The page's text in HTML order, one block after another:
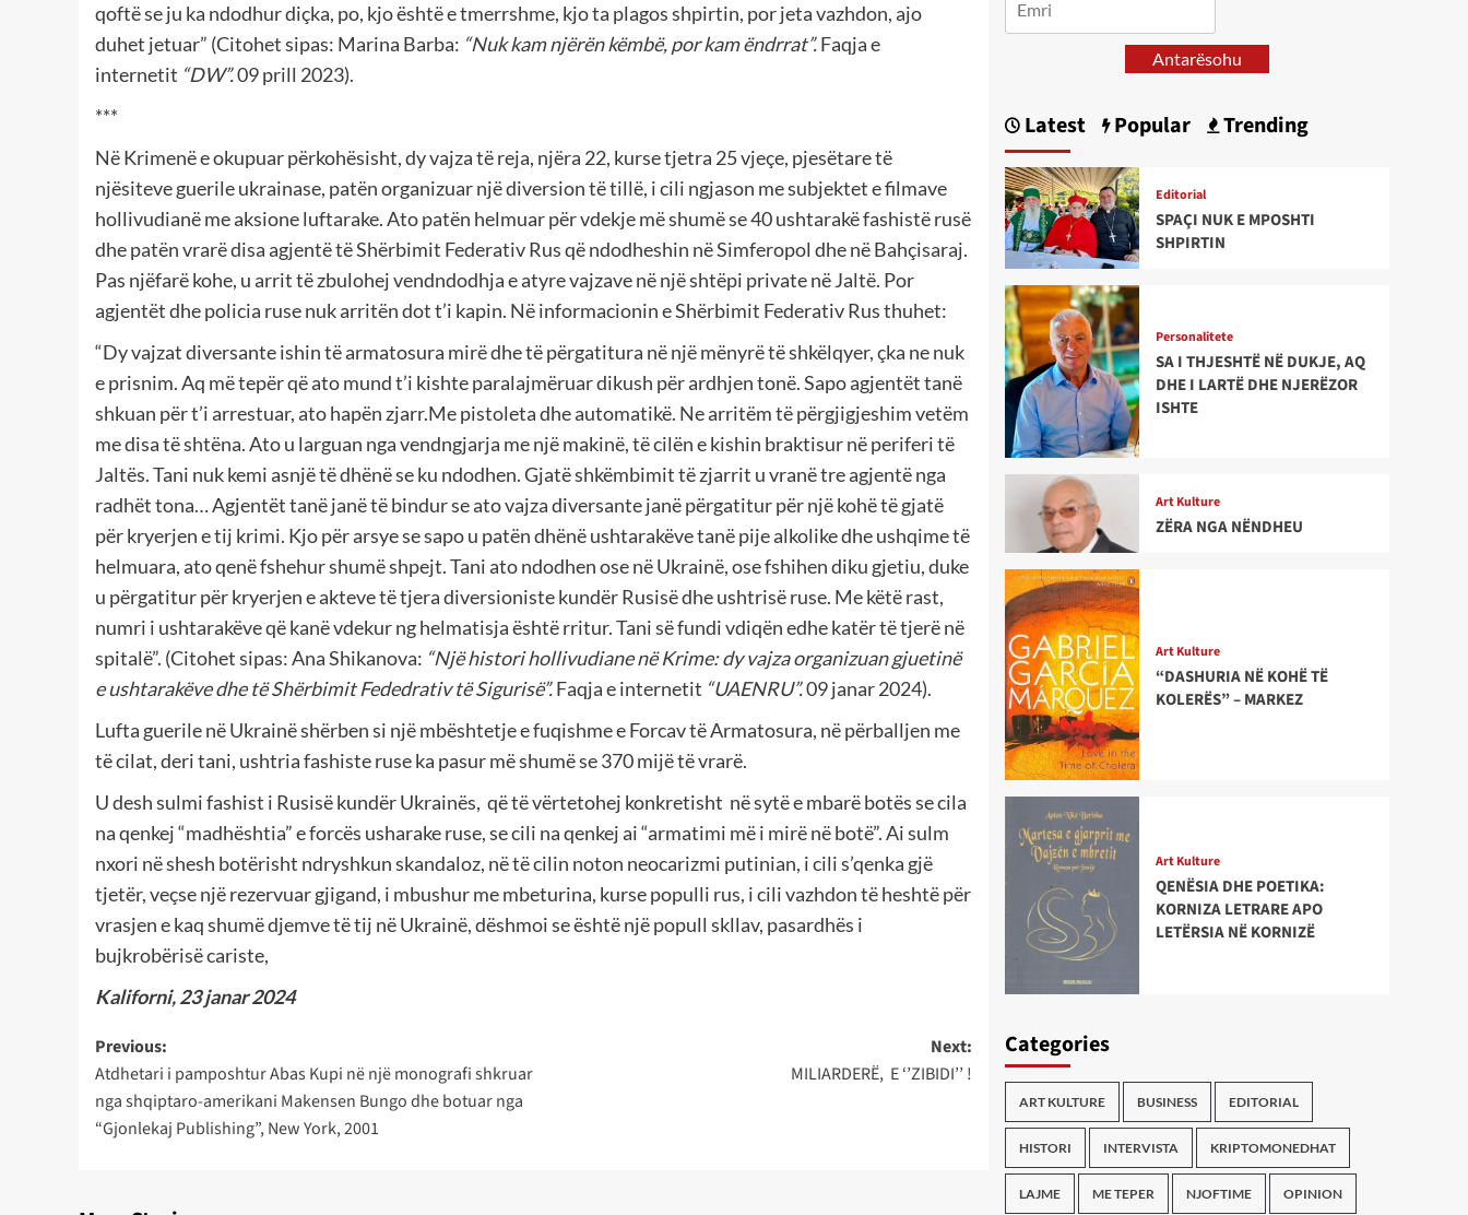
qoftë se ju ka ndodhur diçka, po, kjo është e tmerrshme, kjo ta plagos shpirtin, por jeta vazhdon, ajo
duhet jetuar” (Citohet sipas: Marina Barba: “Nuk kam njërën këmbë, por kam ëndrrat”.Faqja e
internetit “DW”.09 prill 2023).
***
Në Krimenë e okupuar përkohësisht, dy vajza të reja, njëra 22, kurse tjetra 25 vjeçe, pjesëtare të
njësiteve guerile ukrainase, patën organizuar një diversion të tillë, i cili ngjason me subjektet e filmave
hollivudianë me aksione luftarake. Ato patën helmuar për vdekje më shumë se 40 ushtarakë fashistë rusë
dhe patën vrarë disa agjentë të Shërbimit Federativ Rus që ndodheshin në Simferopol dhe në Bahçisaraj.
Pas njëfarë kohe, u arrit të zbulohej vendndodhja e atyre vajzave në një shtëpi private në Jaltë. Por
agjentët dhe policia ruse nuk arritën dot t’i kapin. Në informacionin e Shërbimit Federativ Rus thuhet:
“Dy vajzat diversante ishin të armatosura mirë dhe të përgatitura në një mënyrë të shkëlqyer, çka ne nuk
e prisnim. Aq më tepër që ato mund t’i kishte paralajmëruar dikush për ardhjen tonë. Sapo agjentët tanë
shkuan për t’i arrestuar, ato hapën zjarr.Me pistoleta dhe automatikë. Ne arritëm të përgjigjeshim vetëm
me disa të shtëna. Ato u larguan nga vendngjarja me një makinë, të cilën e kishin braktisur në periferi të
Jaltës. Tani nuk kemi asnjë të dhënë se ku ndodhen. Gjatë shkëmbimit të zjarrit u vranë tre agjentë nga
radhët tona… Agjentët tanë janë të bindur se ato vajza diversante janë përgatitur për një kohë të gjatë
për kryerjen e tij krimi. Kjo për arsye se sapo u patën dhënë ushtarakëve tanë pije alkolike dhe ushqime të
helmuara, ato qenë fshehur shumë shpejt. Tani ato ndodhen ose në Ukrainë, ose fshihen diku gjetiu, duke
u përgatitur për kryerjen e akteve të tjera diversioniste kundër Rusisë dhe ushtrisë ruse. Me këtë rast,
numri i ushtarakëve që kanë vdekur ng helmatisja është rritur. Tani së fundi vdiqën edhe katër të tjerë në
spitalë”. (Citohet sipas: Ana Shikanova: “Një histori hollivudiane në Krime: dy vajza organizuan gjuetinë
e ushtarakëve dhe të Shërbimit Fededrativ të Sigurisë”.Faqja e internetit “UAENRU”.09 janar 2024).
Lufta guerile në Ukrainë shërben si një mbështetje e fuqishme e Forcav të Armatosura, në përballjen me
të cilat, deri tani, ushtria fashiste ruse ka pasur më shumë se 370 mijë të vrarë.
U desh sulmi fashist i Rusisë kundër Ukrainës, që të vërtetohej konkretisht në sytë e mbarë botës se cila
na qenkej “madhështia” e forcës usharake ruse, se cili na qenkej ai “armatimi më i mirë në botë”. Ai sulm
nxori në shesh botërisht ndryshkun skandaloz, në të cilin noton neocarizmi putinian, i cili s’qenka gjë
tjetër, veçse një rezervuar gjigand, i mbushur me mbeturina, kurse populli rus, i cili vazhdon të heshtë për
vrasjen e kaq shumë djemve të tij në Ukrainë, dëshmoi se është një popull skllav, pasardhës i
bujkrobërisë cariste,
Kaliforni, 23 janar 2024
Post
navigation
Previous:
Atdhetari i pamposhtur Abas Kupi në një monografi shkruar
nga shqiptaro-amerikani Makensen Bungo dhe botuar nga
“Gjonlekaj Publishing”, New York, 2001
Next:
MILIARDERË, E ‘’ZIBIDI’’ !
Antarësohu
Latest Popular Trending
Editorial
SPAÇI NUK E MPOSHTI
SHPIRTIN
Personalitete
SA I THJESHTË NË DUKJE, AQ
DHE I LARTË DHE NJERËZOR
ISHTE
Art Kulture
ZËRA NGA NËNDHEU
Art Kulture
“DASHURIA NË KOHË TË
KOLERËS” – MARKEZ
Art Kulture
QENËSIA DHE POETIKA:
KORNIZA LETRARE APO
LETËRSIA NË KORNIZË
Categories
ART KULTURE BUSINESS EDITORIAL
HISTORI INTERVISTA KRIPTOMONEDHAT
LAJME ME TEPER NJOFTIME OPINION